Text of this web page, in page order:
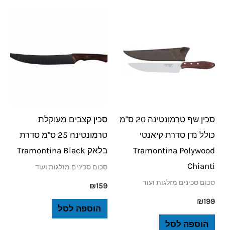
סכין שף טרמונטינה 20 ס"מ
כולל נדן סדרת קיאנטי
Tramontina Polywood
Chianti
סכום סכינים מזלגות ועוד
₪199
הוספה לסל
סכין קצבים מעוקלת
טרמונטינה 25 ס"מ סדרת
בלאק Tramontina Black
סכום סכינים מזלגות ועוד
₪159
הוספה לסל